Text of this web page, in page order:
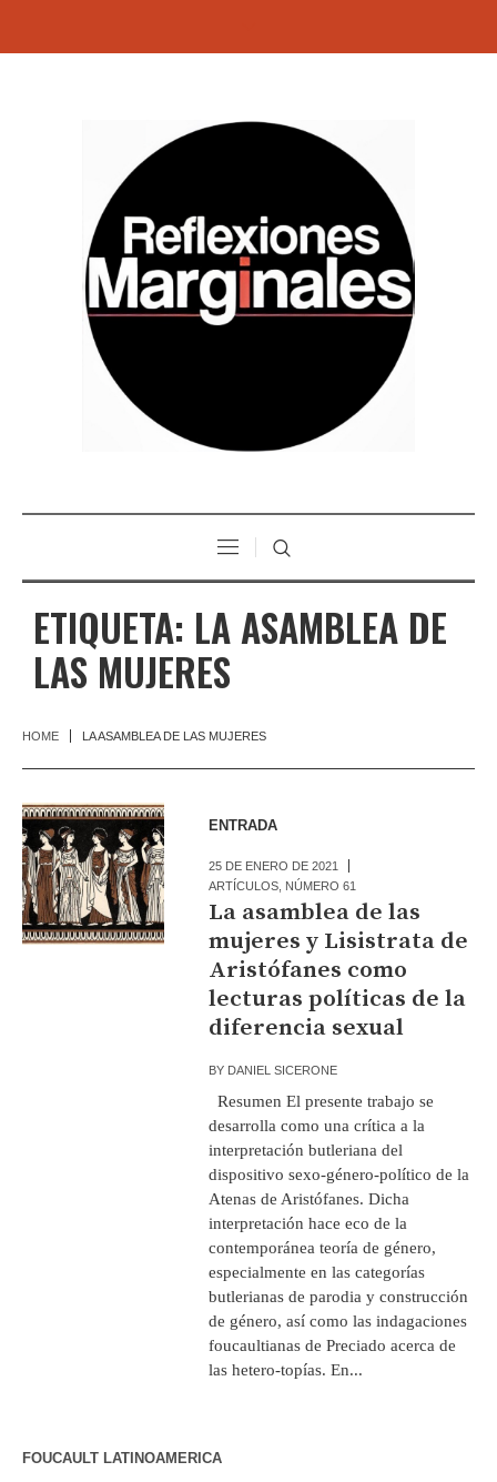
ETIQUETA: LA ASAMBLEA DE
LAS MUJERES
HOME LA ASAMBLEA DE LAS MUJERES
ENTRADA
25 DE ENERO DE 2021
ARTÍCULOS NÚMERO 61
La asamblea de las
mujeres y Lisistrata de
Aristófanes como
lecturas políticas de la
diferencia sexual
BY DANIEL SICERONE
Resumen El presente trabajo se
desarrolla como una crítica a la
interpretación butleriana del
dispositivo sexo-género-político de la
Atenas de Aristófanes. Dicha
interpretación hace eco de la
contemporánea teoría de género,
especialmente en las categorías
butlerianas de parodia y construcción
de género, así como las indagaciones
foucaultianas de Preciado acerca de
las hetero-topías. En...
FOUCAULT LATINOAMERICA